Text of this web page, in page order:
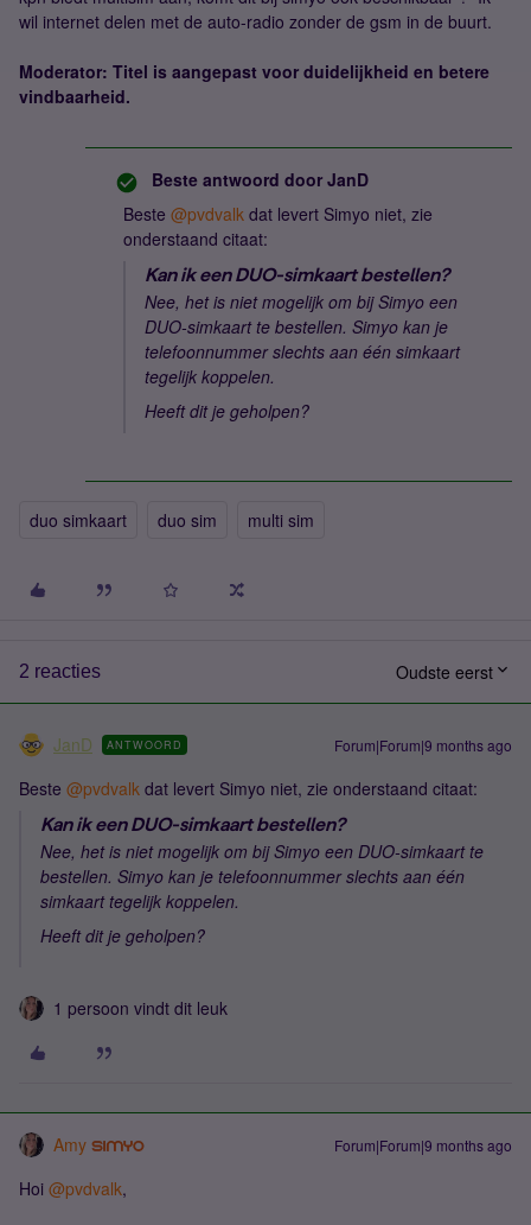
wil internet delen met de auto-radio zonder de gsm in de buurt.
Moderator: Titel is aangepast voor duidelijkheid en betere
vindbaarheid.
Beste antwoord door JanD
Beste ​ @pvdvalk dat levert Simyo niet, zie
onderstaand citaat:
Kan ik een DUO-simkaart bestellen?
Nee, het is niet mogelijk om bij Simyo een
DUO-simkaart te bestellen. Simyo kan je
telefoonnummer slechts aan één simkaart
tegelijk koppelen.
Heeft dit je geholpen?
duo simkaart duo sim multi sim
2 reacties Oudste eerst
JanD ANTWOORD Forum|Forum|9 months ago
Beste ​ @pvdvalk dat levert Simyo niet, zie onderstaand citaat:
Kan ik een DUO-simkaart bestellen?
Nee, het is niet mogelijk om bij Simyo een DUO-simkaart te
bestellen. Simyo kan je telefoonnummer slechts aan één
simkaart tegelijk koppelen.
Heeft dit je geholpen?
1 persoon vindt dit leuk
Amy Forum|Forum|9 months ago
Hoi ​ @pvdvalk,